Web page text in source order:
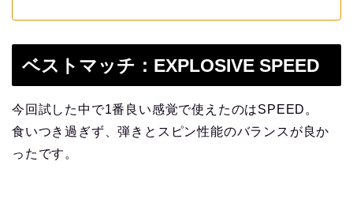
ベストマッチ：EXPLOSIVE SPEED
今回試した中で1番良い感覚で使えたのはSPEED。
食いつき過ぎず、弾きとスピン性能のバランスが良か
ったです。